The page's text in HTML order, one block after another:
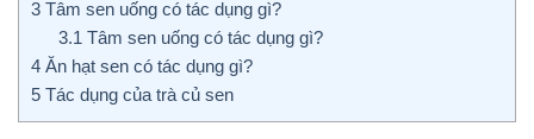
3 Tâm sen uống có tác dụng gì?
3.1 Tâm sen uống có tác dụng gì?
4 Ăn hạt sen có tác dụng gì?
5 Tác dụng của trà củ sen